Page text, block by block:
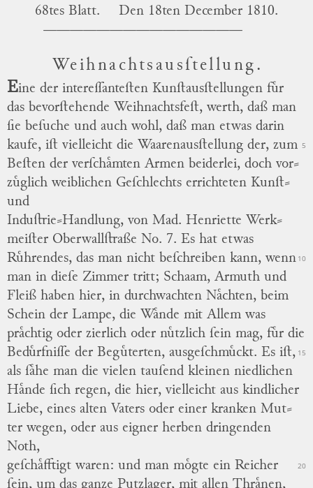
68tes Blatt. Den18ten December 1810.
Weihnachtsausſtellung.
Eine der intereſſanteſten Kunſtausſtellungen fuͤr
das bevorſtehende Weihnachtsfeſt, werth, daß man
ſie beſuche und auch wohl, daß man etwas darin
kaufe, iſt vielleicht die Waarenausſtellung der, zum 5
Beſten der verſchaͤmten Armen beiderlei, doch vor⸗
zuͤglich weiblichen Geſchlechts errichteten Kunſt⸗
und
Induſtrie⸗Handlung, von Mad. Henriette Werk⸗
meiſter Oberwallſtraße No. 7. Es hat etwas
Ruͤhrendes, das man nicht beſchreiben kann, wenn 10
man in dieſe Zimmer tritt; Schaam, Armuth und
Fleiß haben hier, in durchwachten Naͤchten, beim
Schein der Lampe, die Waͤnde mit Allem was
praͤchtig oder zierlich oder nuͤtzlich ſein mag, fuͤr die
Beduͤrfniſſe der Beguͤterten, ausgeſchmuͤckt. Es iſt, 15
als ſaͤhe man die vielen tauſend kleinen niedlichen
Haͤnde ſich regen, die hier, vielleicht aus kindlicher
Liebe, eines alten Vaters oder einer kranken Mut⸗
ter wegen, oder aus eigner herben dringenden
Noth,
geſchaͤfftigt waren: und man moͤgte ein Reicher
20